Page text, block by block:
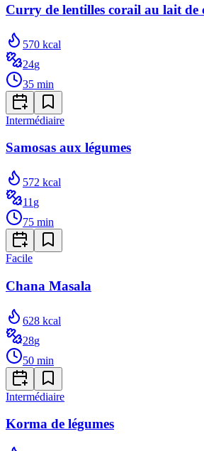
Curry de lentilles corail au lait de
570 kcal
24g
35 min
Intermédiaire
Samosas aux légumes
572 kcal
11 g
75 min
Facile
Chana Masala
628 kcal
28g
50 min
Intermédiaire
Korma de légumes